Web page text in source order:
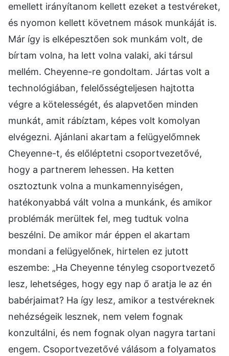
emellett irányítanom kellett ezeket a testvéreket,
és nyomon kellett követnem mások munkáját is.
Már így is elképesztően sok munkám volt, de
bírtam volna, ha lett volna valaki, aki társul
mellém. Cheyenne-re gondoltam. Jártas volt a
technológiában, felelősségteljesen hajtotta
végre a kötelességét, és alapvetően minden
munkát, amit rábíztam, képes volt komolyan
elvégezni. Ajánlani akartam a felügyelőmnek
Cheyenne-t, és előléptetni csoportvezetővé,
hogy a partnerem lehessen. Ha ketten
osztoztunk volna a munkamennyiségen,
hatékonyabbá vált volna a munkánk, és amikor
problémák merültek fel, meg tudtuk volna
beszélni. De amikor már éppen el akartam
mondani a felügyelőnek, hirtelen ez jutott
eszembe: „Ha Cheyenne tényleg csoportvezető
lesz, lehetséges, hogy egy nap ő aratja le az én
babérjaimat? Ha így lesz, amikor a testvéreknek
nehézségeik lesznek, nem velem fognak
konzultálni, és nem fognak olyan nagyra tartani
engem. Csoportvezetővé válásom a folyamatos